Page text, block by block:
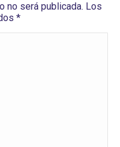
no será publicada. Los
*